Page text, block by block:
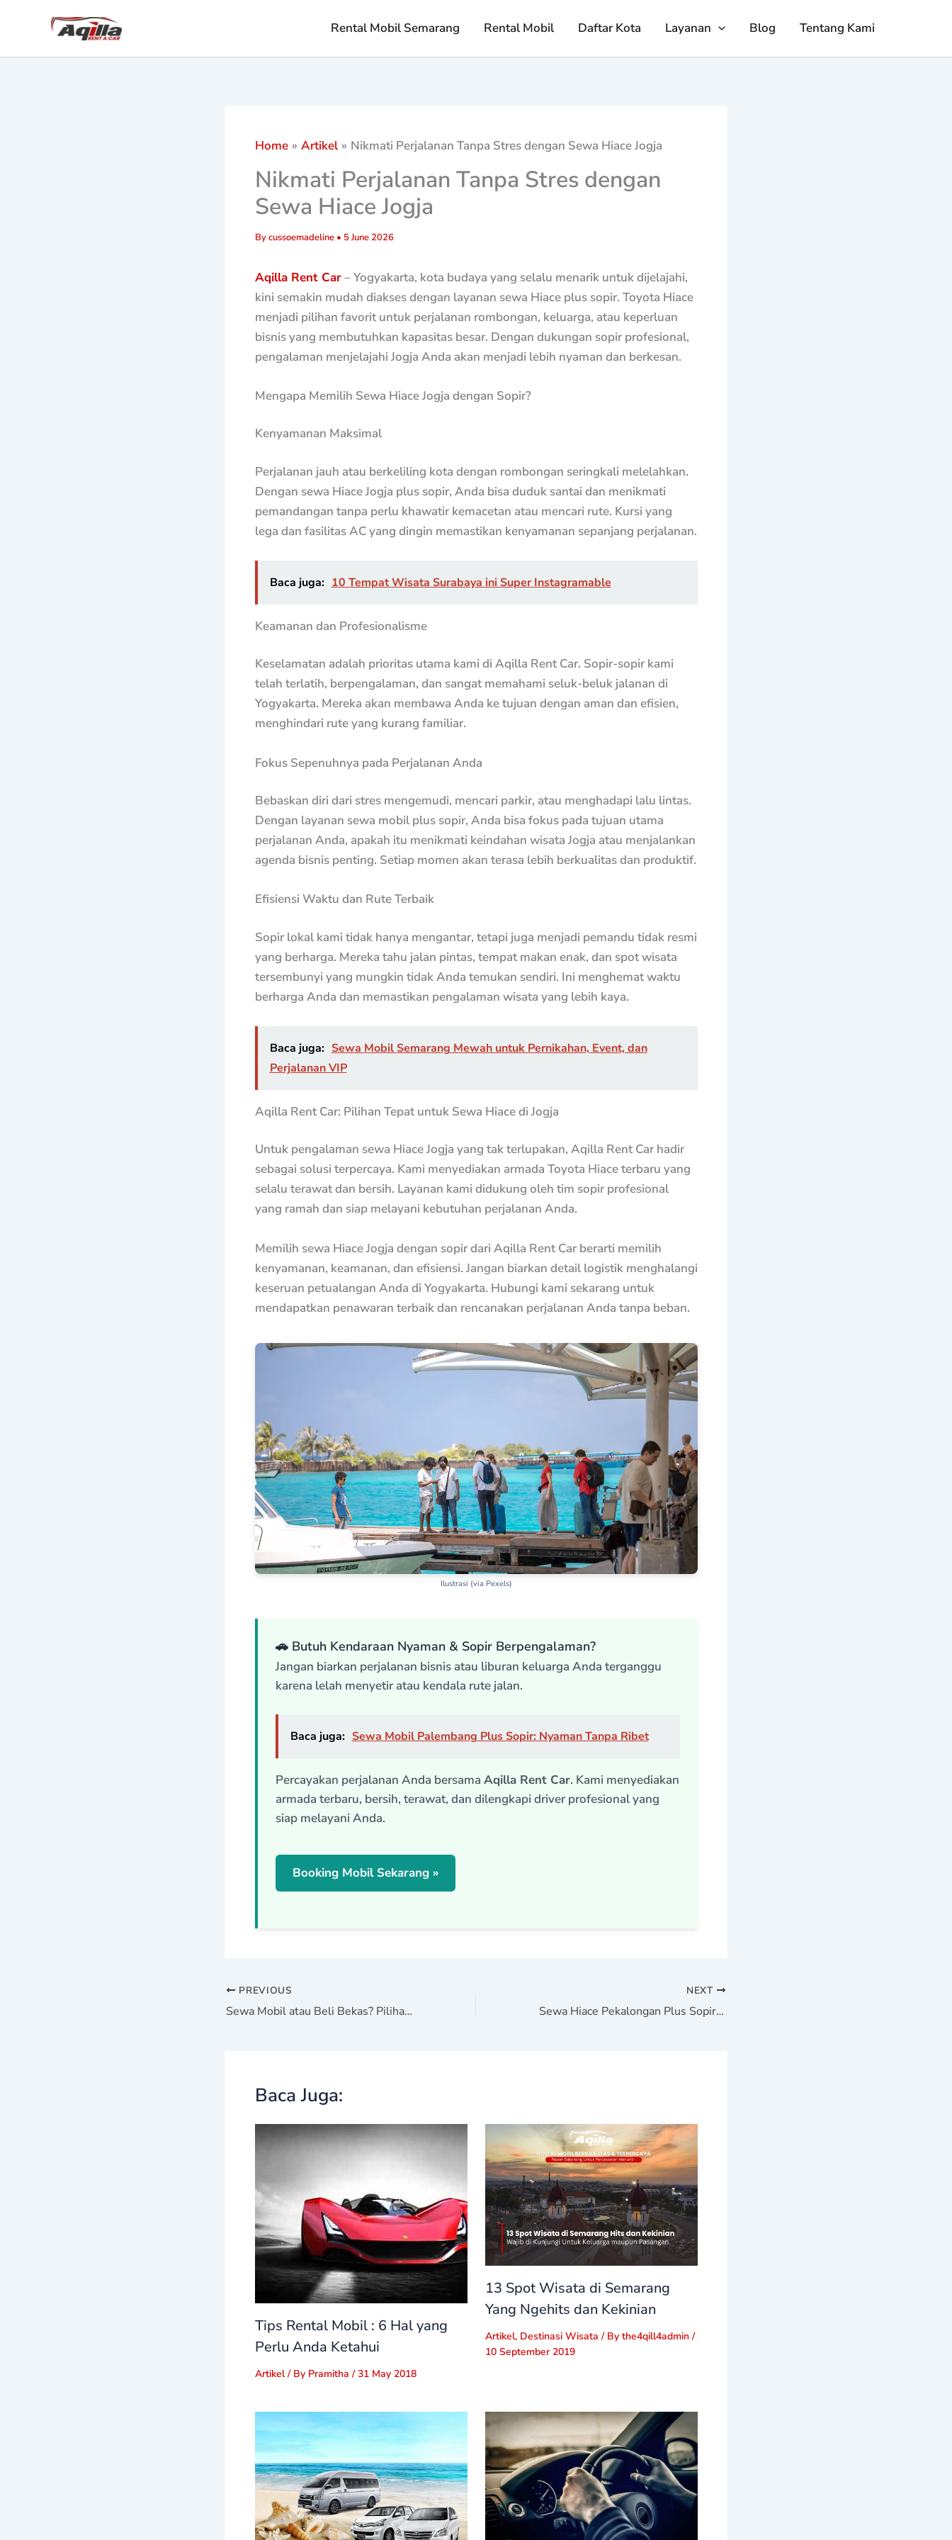
Rental Mobil Semarang Rental Mobil Daftar Kota Layanan Blog Tentang Kami
Home Artikel Nikmati Perjalanan Tanpa Stres dengan Sewa Hiace Jogja
Nikmati Perjalanan Tanpa Stres dengan
Sewa Hiace Jogja
Bycussoemadeline • 5 June 2026
Aqilla Rent Car– Yogyakarta, kota budaya yang selalu menarik untuk dijelajahi,
kini semakin mudah diakses dengan layanan sewa Hiace plus sopir. Toyota Hiace
menjadi pilihan favorit untuk perjalanan rombongan, keluarga, atau keperluan
bisnis yang membutuhkan kapasitas besar. Dengan dukungan sopir profesional,
pengalaman menjelajahi Jogja Anda akan menjadi lebih nyaman dan berkesan.
Mengapa Memilih Sewa Hiace Jogja dengan Sopir?
Kenyamanan Maksimal
Perjalanan jauh atau berkeliling kota dengan rombongan seringkali melelahkan.
Dengan sewa Hiace Jogja plus sopir, Anda bisa duduk santai dan menikmati
pemandangan tanpa perlu khawatir kemacetan atau mencari rute. Kursi yang
lega dan fasilitas AC yang dingin memastikan kenyamanan sepanjang perjalanan.
Baca juga: 10 Tempat Wisata Surabaya ini Super Instagramable
Keamanan dan Profesionalisme
Keselamatan adalah prioritas utama kami di Aqilla Rent Car. Sopir-sopir kami
telah terlatih, berpengalaman, dan sangat memahami seluk-beluk jalanan di
Yogyakarta. Mereka akan membawa Anda ke tujuan dengan aman dan efisien,
menghindari rute yang kurang familiar.
Fokus Sepenuhnya pada Perjalanan Anda
Bebaskan diri dari stres mengemudi, mencari parkir, atau menghadapi lalu lintas.
Dengan layanan sewa mobil plus sopir, Anda bisa fokus pada tujuan utama
perjalanan Anda, apakah itu menikmati keindahan wisata Jogja atau menjalankan
agenda bisnis penting. Setiap momen akan terasa lebih berkualitas dan produktif.
Efisiensi Waktu dan Rute Terbaik
Sopir lokal kami tidak hanya mengantar, tetapi juga menjadi pemandu tidak resmi
yang berharga. Mereka tahu jalan pintas, tempat makan enak, dan spot wisata
tersembunyi yang mungkin tidak Anda temukan sendiri. Ini menghemat waktu
berharga Anda dan memastikan pengalaman wisata yang lebih kaya.
Baca juga: Sewa Mobil Semarang Mewah untuk Pernikahan, Event, dan
Perjalanan VIP
Aqilla Rent Car: Pilihan Tepat untuk Sewa Hiace di Jogja
Untuk pengalaman sewa Hiace Jogja yang tak terlupakan, Aqilla Rent Car hadir
sebagai solusi terpercaya. Kami menyediakan armada Toyota Hiace terbaru yang
selalu terawat dan bersih. Layanan kami didukung oleh tim sopir profesional
yang ramah dan siap melayani kebutuhan perjalanan Anda.
Memilih sewa Hiace Jogja dengan sopir dari Aqilla Rent Car berarti memilih
kenyamanan, keamanan, dan efisiensi. Jangan biarkan detail logistik menghalangi
keseruan petualangan Anda di Yogyakarta. Hubungi kami sekarang untuk
mendapatkan penawaran terbaik dan rencanakan perjalanan Anda tanpa beban.
Ilustrasi (via Pexels)
🚗 Butuh Kendaraan Nyaman & Sopir Berpengalaman?
Jangan biarkan perjalanan bisnis atau liburan keluarga Anda terganggu
karena lelah menyetir atau kendala rute jalan.
Baca juga: Sewa Mobil Palembang Plus Sopir: Nyaman Tanpa Ribet
Percayakan perjalanan Anda bersama Aqilla Rent Car. Kami menyediakan
armada terbaru, bersih, terawat, dan dilengkapi driver profesional yang
siap melayani Anda.
Booking Mobil Sekarang »
PREVIOUS
Sewa Mobil atau Beli Bekas? Pilihan Cerdas Bebas Beban
NEXT
Sewa Hiace Pekalongan Plus Sopir: Kenyamanan Perjalanan
Baca Juga:
Tips Rental Mobil : 6 Hal yang
Perlu Anda Ketahui
Artikel/ By Pramitha/31 May 2018
13 Spot Wisata di Semarang
Yang Ngehits dan Kekinian
Artikel, Destinasi Wisata / By the4qill4admin/
10 September 2019